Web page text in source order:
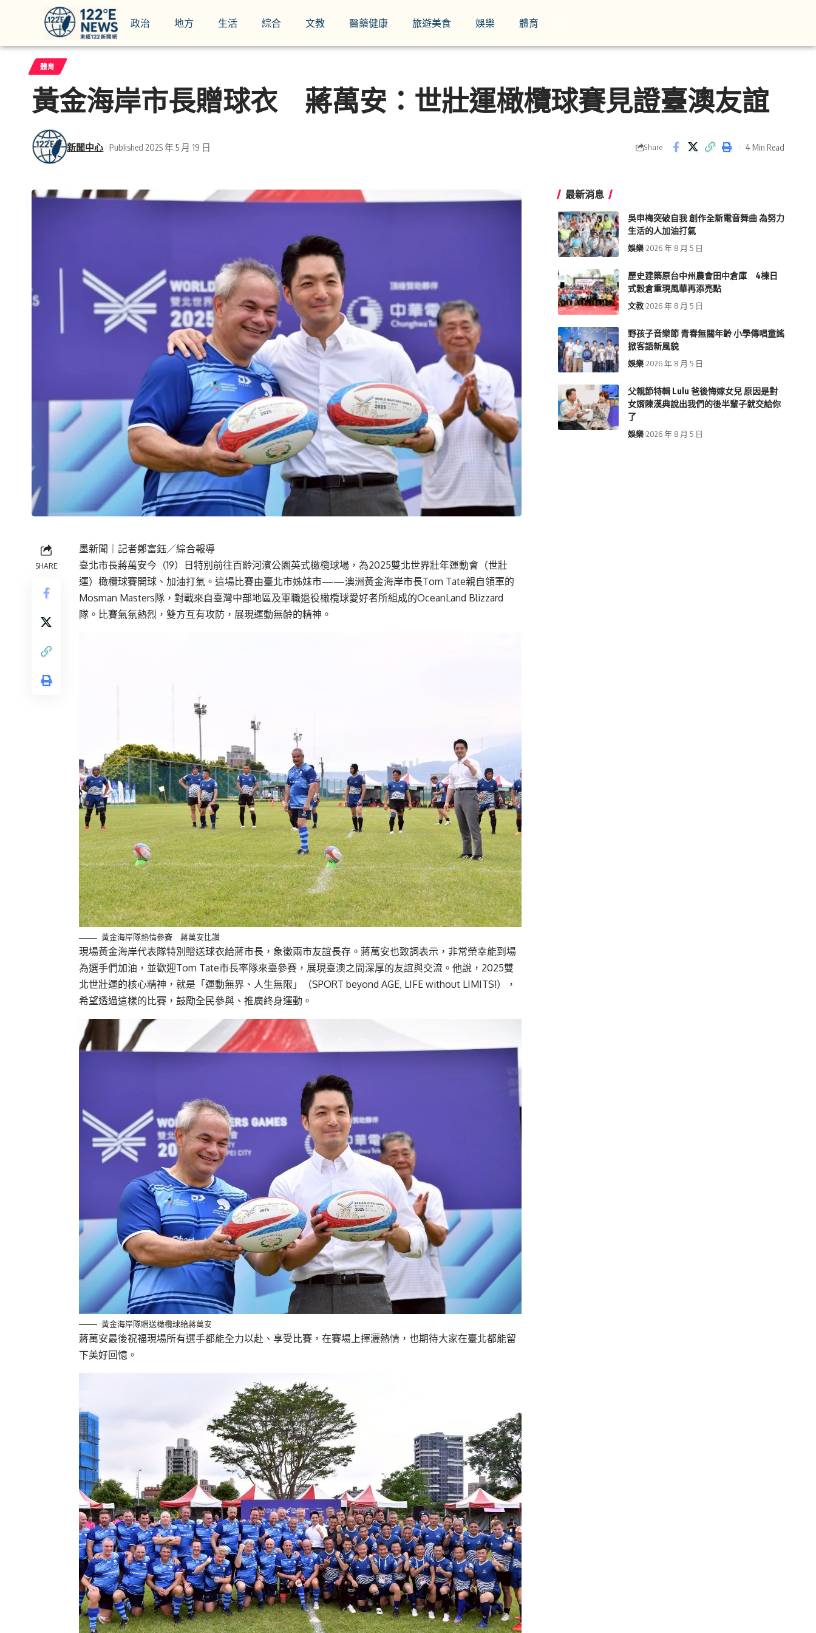
政治 地方 生活 綜合 文教 醫藥健康 旅遊美食 娛樂 體育
體育
黃金海岸市長贈球衣 蔣萬安：世壯運橄欖球賽見證臺澳友誼
新聞中心 Published 2025 年 5 月 19 日 Share 4 Min Read
SHARE
墨新聞 ｜記者鄭富鈺／綜合報導
臺北市長蔣萬安今（19）日特別前往百齡河濱公園英式橄欖球場，為2025雙北世界壯年運動會（世壯
運）橄欖球賽開球、加油打氣。這場比賽由臺北市姊妹市——澳洲黃金海岸市長Tom Tate親自領軍的
Mosman Masters隊，對戰來自臺灣中部地區及軍職退役橄欖球愛好者所組成的OceanLand Blizzard
隊。比賽氣氛熱烈，雙方互有攻防，展現運動無齡的精神。
黃金海岸隊熱情參賽 蔣萬安比讚
現場黃金海岸代表隊特別贈送球衣給蔣市長，象徵兩市友誼長存。蔣萬安也致詞表示，非常榮幸能到場
為選手們加油，並歡迎Tom Tate市長率隊來臺參賽，展現臺澳之間深厚的友誼與交流。他說，2025雙
北世壯運的核心精神，就是「運動無界、人生無限」（SPORT beyond AGE, LIFE without LIMITS!），
希望透過這樣的比賽，鼓勵全民參與、推廣終身運動。
黃金海岸隊贈送橄欖球給蔣萬安
蔣萬安最後祝福現場所有選手都能全力以赴、享受比賽，在賽場上揮灑熱情，也期待大家在臺北都能留
下美好回憶。
最新消息
吳申梅突破自我 創作全新電音舞曲 為努力
生活的人加油打氣
娛樂 2026 年 8 月 5 日
歷史建築原台中州農會田中倉庫 4棟日
式穀倉重現風華再添亮點
文教 2026 年 8 月 5 日
野孩子音樂節 青春無關年齡 小學傳唱童謠
掀客語新風貌
娛樂 2026 年 8 月 5 日
父親節特輯 Lulu 爸後悔嫁女兒 原因是對
女婿陳漢典說出我們的後半輩子就交給你
了
娛樂 2026 年 8 月 5 日